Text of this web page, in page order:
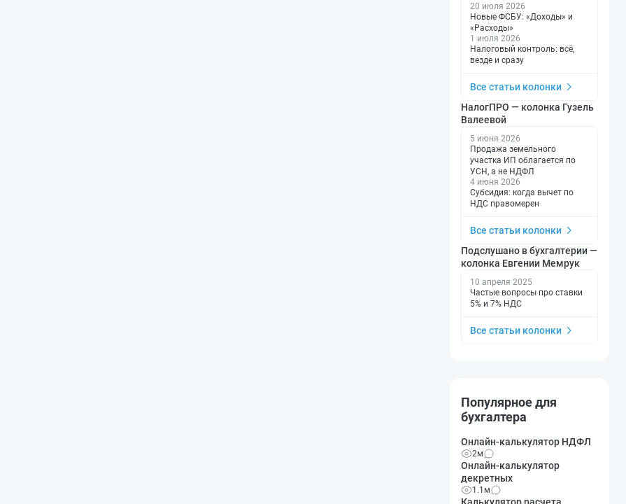
20 июля 2026
Новые ФСБУ: «Доходы» и
«Расходы»
1 июля 2026
Налоговый контроль: всё,
везде и сразу
Все статьи колонки
НалогПРО — колонка Гузель
Валеевой
5 июня 2026
Продажа земельного
участка ИП облагается по
УСН, а не НДФЛ
4 июня 2026
Субсидия: когда вычет по
НДС правомерен
Все статьи колонки
Подслушано в бухгалтерии —
колонка Евгении Мемрук
10 апреля 2025
Частые вопросы про ставки
5% и 7% НДС
Все статьи колонки
Популярное для
бухгалтера
Онлайн-калькулятор НДФЛ
2м
Онлайн-калькулятор
декретных
1.1м